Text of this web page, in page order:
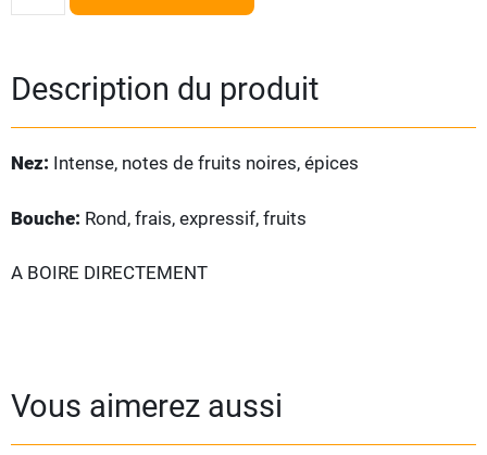
Description du produit
Nez: Intense, notes de fruits noires, épices
Bouche: Rond, frais, expressif, fruits
A BOIRE DIRECTEMENT
Vous aimerez aussi